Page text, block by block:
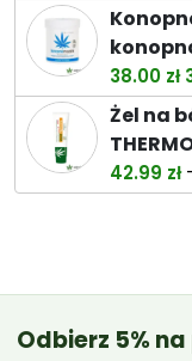
38.00 zł
Żel na
42.99 zł
Odbierz 5%